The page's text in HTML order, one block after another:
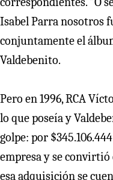
Isabel Parra nosotros
conjuntamente el
Valdebenito.
Pero en 1996, RCA
lo que poseía y
golpe: por
empresa y se
esa adquisición se